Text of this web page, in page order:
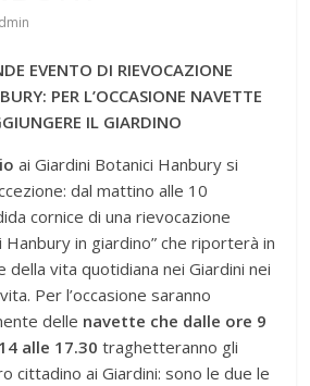
EVENTO DI RIEVOCAZIONE
PER L’OCCASIONE NAVETTE
IL GIARDINO
ai Giardini Botanici Hanbury si
dal mattino alle 10
cornice di una rievocazione
in giardino” che riporterà in
della vita quotidiana nei Giardini nei
Per l’occasione saranno
delle navette che dalle ore 9
alle 17.30 traghetteranno gli
cittadino ai Giardini: sono le due le